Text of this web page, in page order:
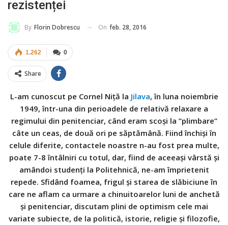
rezistenței
By Florin Dobrescu On feb. 28, 2016
0
1.262
Share
L-am cunoscut pe Cornel Niță la Jilava, în luna noiembrie
1949, într-una din perioadele de relativă relaxare a
regimului din penitenciar, când eram scoși la ”plimbare”
câte un ceas, de două ori pe săptămână. Fiind închiși în
celule diferite, contactele noastre n-au fost prea multe,
poate 7-8 întâlniri cu totul, dar, fiind de aceeași vârstă și
amândoi studenți la Politehnică, ne-am împrietenit
repede. Sfidând foamea, frigul și starea de slăbiciune în
care ne aflam ca urmare a chinuitoarelor luni de anchetă
și penitenciar, discutam plini de optimism cele mai
variate subiecte, de la politică, istorie, religie și filozofie,